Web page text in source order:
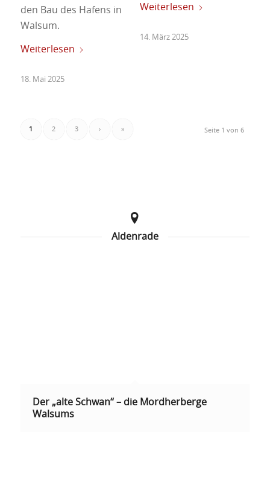
den Bau des Hafens in
Walsum.
Weiterlesen
18. Mai 2025
Weiterlesen
14. März 2025
Seite 1 von 6
1 2 3 › »
Aldenrade
Der „alte Schwan“ – die Mordherberge
Walsums